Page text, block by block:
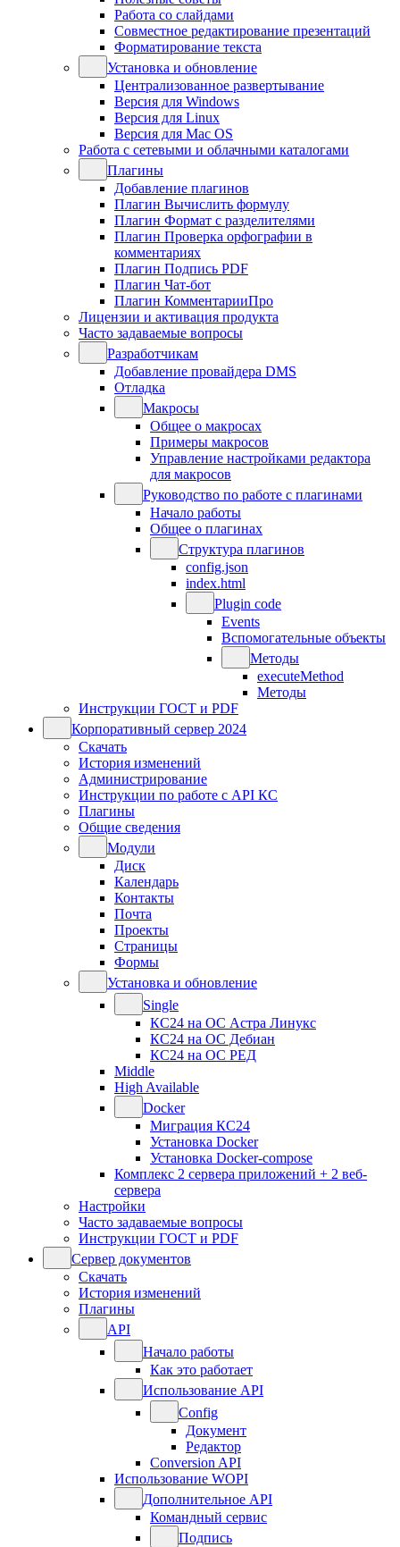
Работа со слайдами
Совместное редактирование презентаций
Форматирование текста
Установка и обновление
Централизованное развертывание
Версия для Windows
Версия для Linux
Версия для Mac OS
Работа с сетевыми и облачными каталогами
Плагины
Добавление плагинов
Плагин Вычислить формулу
Плагин Формат с разделителями
Плагин Проверка орфографии в
комментариях
Плагин Подпись PDF
Плагин Чат-бот
Плагин КомментарииПро
Лицензии и активация продукта
Часто задаваемые вопросы
Разработчикам
Добавление провайдера DMS
Отладка
Макросы
Общее о макросах
Примеры макросов
Управление настройками редактора
для макросов
Руководство по работе с плагинами
Начало работы
Общее о плагинах
Структура плагинов
config.json
index.html
Plugin code
Events
Вспомогательные объекты
Методы
executeMethod
Методы
Инструкции ГОСТ и PDF
Корпоративный сервер 2024
Скачать
История изменений
Администрирование
Инструкции по работе с API КС
Плагины
Общие сведения
Модули
Диск
Календарь
Контакты
Почта
Проекты
Страницы
Формы
Установка и обновление
Single
КС24 на ОС Астра Линукс
КС24 на ОС Дебиан
КС24 на ОС РЕД
Middle
High Available
Docker
Миграция КС24
Установка Docker
Установка Docker-compose
Комплекс 2 сервера приложений + 2 веб-
сервера
Настройки
Часто задаваемые вопросы
Инструкции ГОСТ и PDF
Сервер документов
Скачать
История изменений
Плагины
API
Начало работы
Как это работает
Использование API
Config
Документ
Редактор
Conversion API
Использование WOPI
Дополнительное API
Командный сервис
Подпись